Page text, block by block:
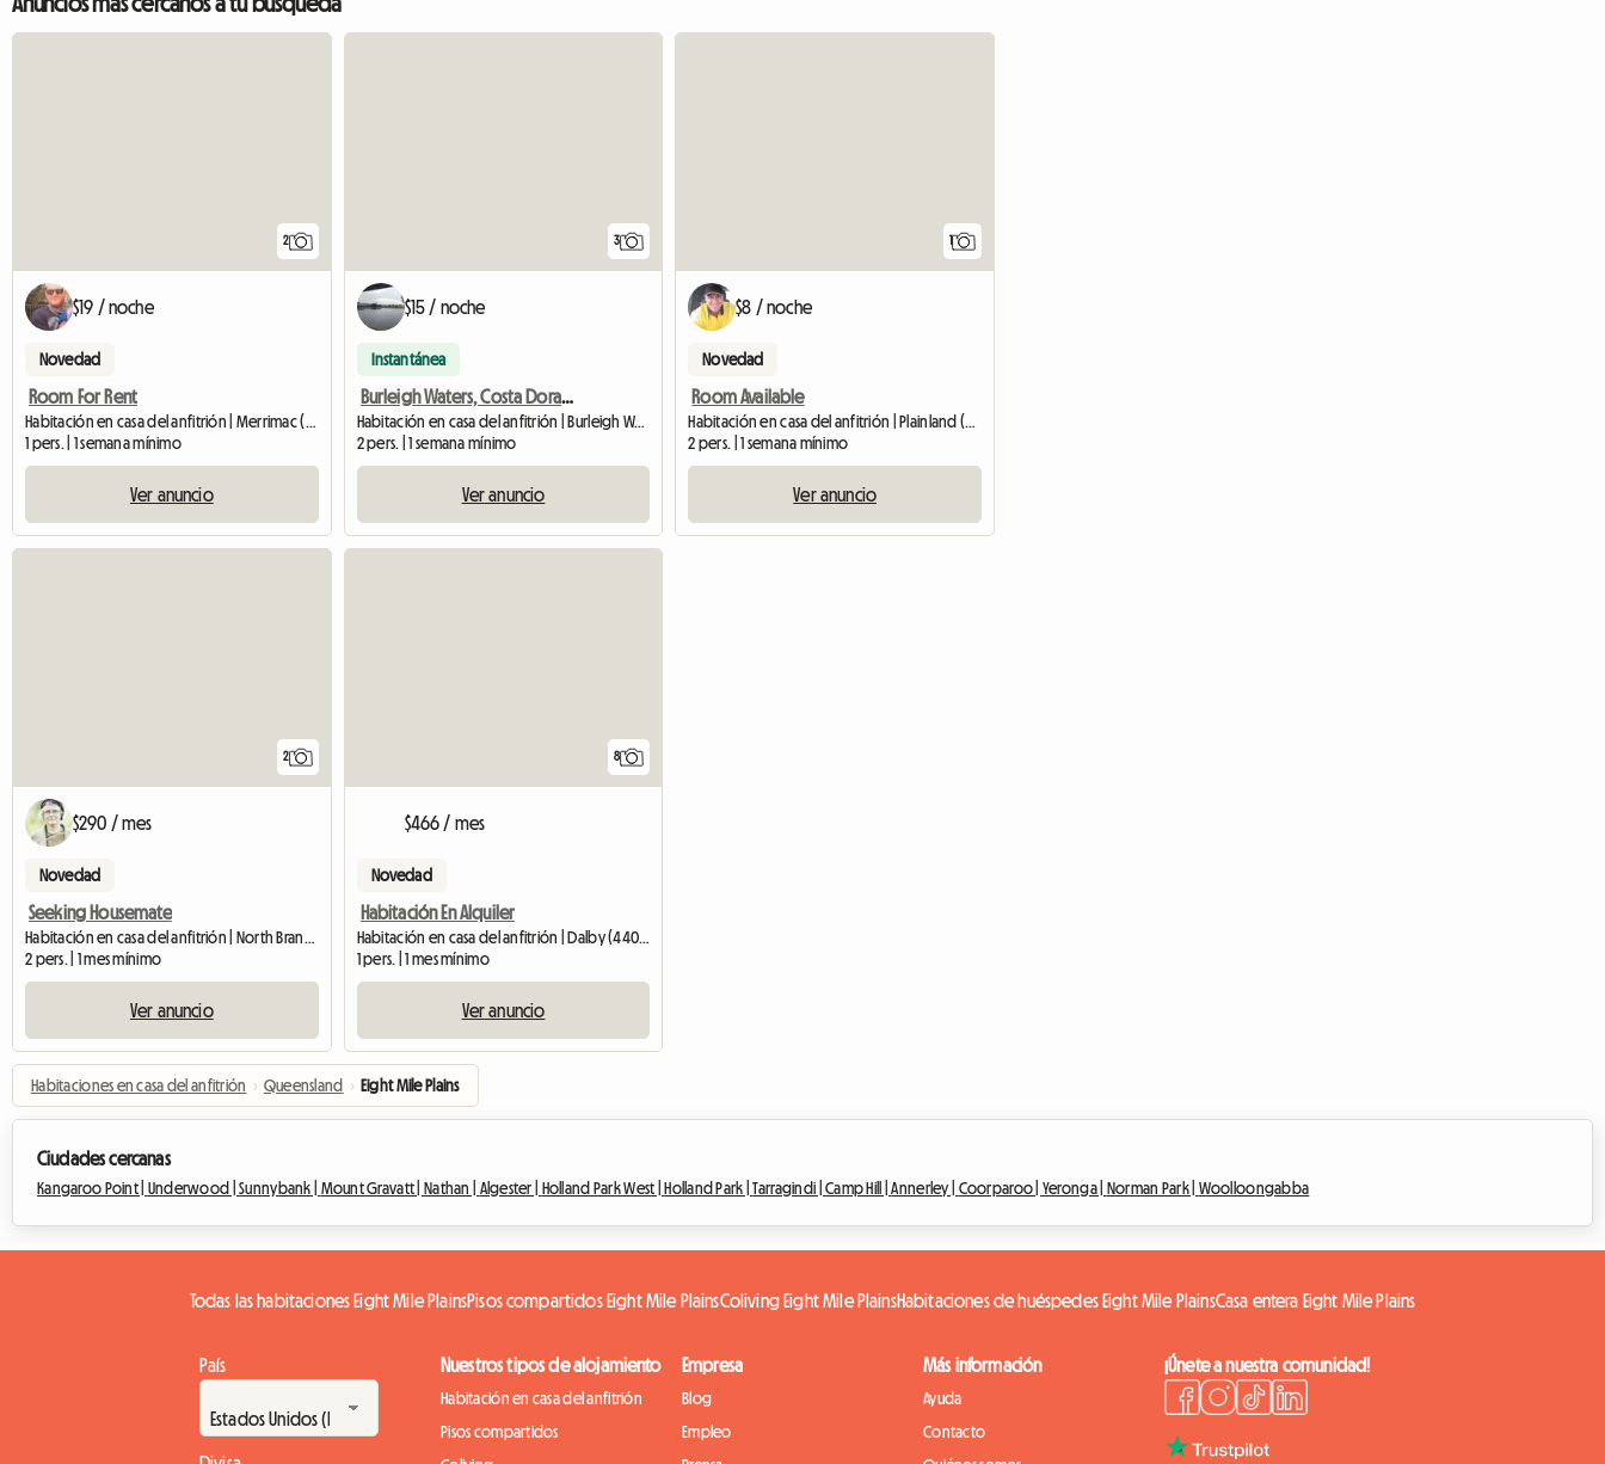
2
$19 / noche
Novedad
Room For Rent
Habitación en casa del anfitrión | Merrimac (4226)
1 pers. | 1 semana mínimo
Ver anuncio
3
$15 / noche
Instantánea
Burleigh Waters, Costa Dorada, Queensland, Australia
Habitación en casa del anfitrión | Burleigh Waters (4220) | 30 M2
2 pers. | 1 semana mínimo
Ver anuncio
1
$8 / noche
Novedad
Room Available
Habitación en casa del anfitrión | Plainland (4341)
2 pers. | 1 semana mínimo
Ver anuncio
2
$290 / mes
Novedad
Seeking Housemate
Habitación en casa del anfitrión | North Branch (4370)
2 pers. | 1 mes mínimo
Ver anuncio
8
$466 / mes
Novedad
Habitación En Alquiler
Habitación en casa del anfitrión | Dalby (4405)
1 pers. | 1 mes mínimo
Ver anuncio
Habitaciones en casa del anfitrión › Queensland › Eight Mile Plains
Ciudades cercanas
Kangaroo Point | Underwood |Sunnybank | Mount Gravatt | Nathan | Algester | Holland Park West | Holland Park |Tarragindi |Camp Hill |Annerley | Coorparoo | Yeronga | Norman Park | Woolloongabba
Todas las habitaciones Eight Mile PlainsPisos compartidos Eight Mile PlainsColiving Eight Mile PlainsHabitaciones de huéspedes Eight Mile PlainsCasa entera Eight Mile Plains
País Nuestros tipos de alojamiento
Habitación en casa del anfitrión
Pisos compartidos
Empresa
Blog
Empleo
Más información
Ayuda
Contacto
¡Únete a nuestra comunidad!